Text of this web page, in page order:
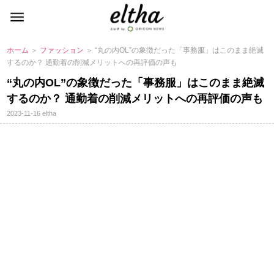
ホーム ＞ ファッション ＞ “丸の内OL”の象徴だった「事務服」はこのまま絶滅
するのか？ 通勤着の削減メリットへの再評価の声も
“丸の内OL”の象徴だった「事務服」はこのまま絶滅
するのか？ 通勤着の削減メリットへの再評価の声も
2023-11-16eltha